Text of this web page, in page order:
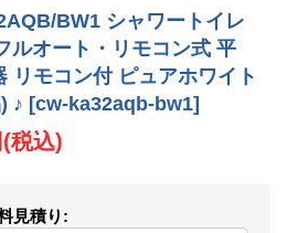
BW1 シャワートイレ
ルオート・リモコン式 平
リモコン付 ピュアホワイト
♪ [cw-ka32aqb-bw1]
(税込)
見積り :